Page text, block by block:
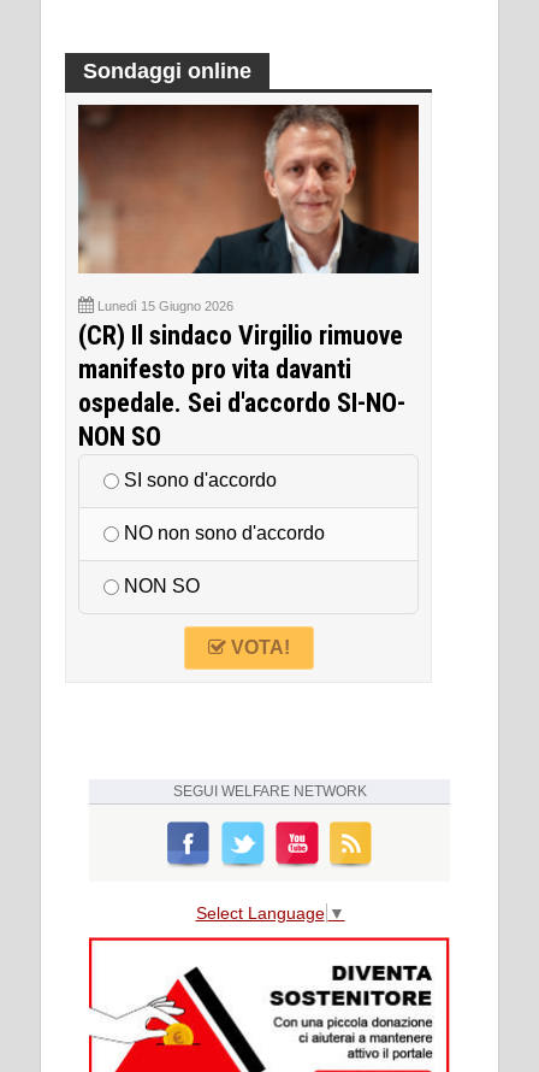
Sondaggi online
Lunedì 15 Giugno 2026
(CR) Il sindaco Virgilio rimuove
manifesto pro vita davanti
ospedale. Sei d'accordo SI-NO-
NON SO
SI sono d'accordo
NO non sono d'accordo
NON SO
VOTA!
SEGUI WELFARE NETWORK
Select Language ▼